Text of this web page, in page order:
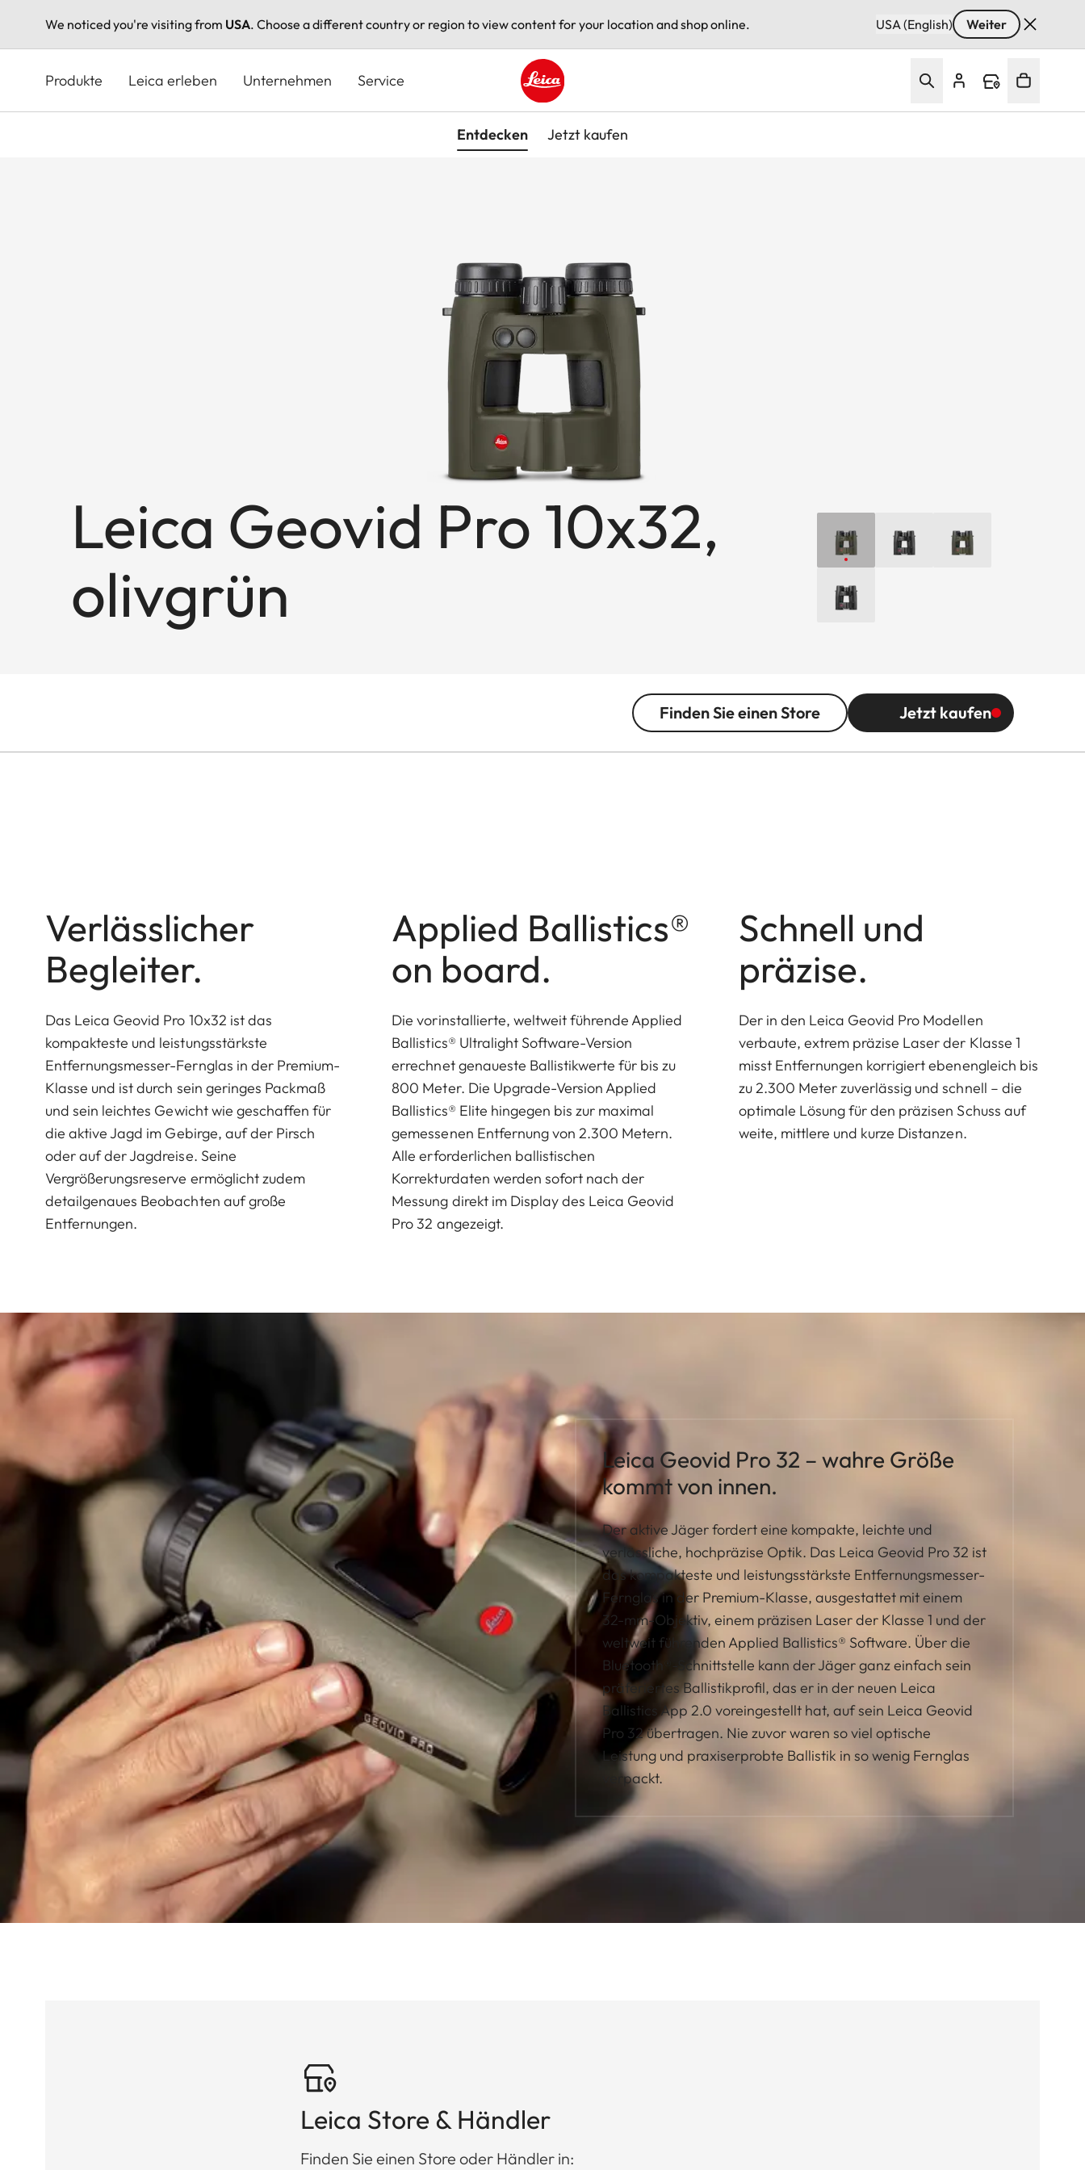
We noticed you're visiting from USA. Choose a different country or region to view content for your location and shop online. USA (English) Weiter
Produkte Leica erleben Unternehmen Service
Leica logo - Home
Entdecken Jetzt kaufen
Leica Geovid Pro 10x32,
olivgrün
Finden Sie einen Store Jetzt kaufen
Verlässlicher
Begleiter.
Das Leica Geovid Pro 10x32 ist das
kompakteste und leistungsstärkste
Entfernungsmesser-Fernglas in der Premium-
Klasse und ist durch sein geringes Packmaß
und sein leichtes Gewicht wie geschaffen für
die aktive Jagd im Gebirge, auf der Pirsch
oder auf der Jagdreise. Seine
Vergrößerungsreserve ermöglicht zudem
detailgenaues Beobachten auf große
Entfernungen.
Applied Ballistics®
on board.
Die vorinstallierte, weltweit führende Applied
Ballistics® Ultralight Software-Version
errechnet genaueste Ballistikwerte für bis zu
800 Meter. Die Upgrade-Version Applied
Ballistics® Elite hingegen bis zur maximal
gemessenen Entfernung von 2.300 Metern.
Alle erforderlichen ballistischen
Korrekturdaten werden sofort nach der
Messung direkt im Display des Leica Geovid
Pro 32 angezeigt.
Schnell und
präzise.
Der in den Leica Geovid Pro Modellen
verbaute, extrem präzise Laser der Klasse 1
misst Entfernungen korrigiert ebenengleich bis
zu 2.300 Meter zuverlässig und schnell – die
optimale Lösung für den präzisen Schuss auf
weite, mittlere und kurze Distanzen.
Leica Geovid Pro 32 – wahre Größe
kommt von innen.
Der aktive Jäger fordert eine kompakte, leichte und
verlässliche, hochpräzise Optik. Das Leica Geovid Pro 32 ist
das kompakteste und leistungsstärkste Entfernungsmesser-
Fernglas in der Premium-Klasse, ausgestattet mit einem
32-mm-Objektiv, einem präzisen Laser der Klasse 1 und der
weltweit führenden Applied Ballistics® Software. Über die
Bluetooth®-Schnittstelle kann der Jäger ganz einfach sein
präferiertes Ballistikprofil, das er in der neuen Leica
Ballistics App 2.0 voreingestellt hat, auf sein Leica Geovid
Pro 32 übertragen. Nie zuvor waren so viel optische
Leistung und praxiserprobte Ballistik in so wenig Fernglas
verpackt.
Leica Store & Händler
Finden Sie einen Store oder Händler in: